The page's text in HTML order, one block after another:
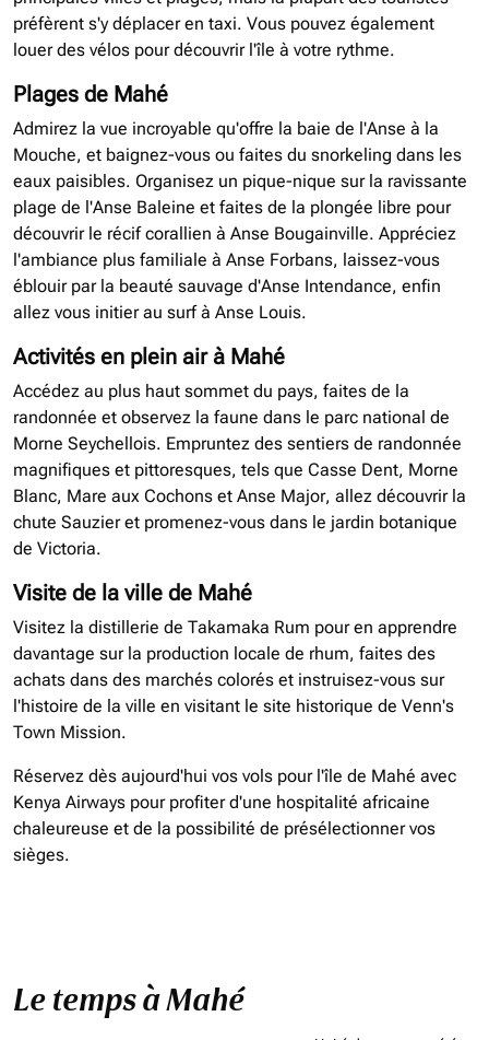
préfèrent s'y déplacer en taxi. Vous pouvez également
louer des vélos pour découvrir l'île à votre rythme.
Plages de Mahé
Admirez la vue incroyable qu'offre la baie de l'Anse à la
Mouche, et baignez-vous ou faites du snorkeling dans les
eaux paisibles. Organisez un pique-nique sur la ravissante
plage de l'Anse Baleine et faites de la plongée libre pour
découvrir le récif corallien à Anse Bougainville. Appréciez
l'ambiance plus familiale à Anse Forbans, laissez-vous
éblouir par la beauté sauvage d'Anse Intendance, enfin
allez vous initier au surf à Anse Louis.
Activités en plein air à Mahé
Accédez au plus haut sommet du pays, faites de la
randonnée et observez la faune dans le parc national de
Morne Seychellois. Empruntez des sentiers de randonnée
magnifiques et pittoresques, tels que Casse Dent, Morne
Blanc, Mare aux Cochons et Anse Major, allez découvrir la
chute Sauzier et promenez-vous dans le jardin botanique
de Victoria.
Visite de la ville de Mahé
Visitez la distillerie de Takamaka Rum pour en apprendre
davantage sur la production locale de rhum, faites des
achats dans des marchés colorés et instruisez-vous sur
l'histoire de la ville en visitant le site historique de Venn's
Town Mission.
Réservez dès aujourd'hui vos vols pour l'île de Mahé avec
Kenya Airways pour profiter d'une hospitalité africaine
chaleureuse et de la possibilité de présélectionner vos
sièges.
Le temps à Mahé